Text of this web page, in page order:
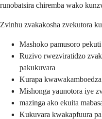
runobatsira chiremba wako
Zvinhu zvakakosha zvekutora
Mashoko pamusoro
Ruzivo rwezviratidzo
pakukuvara
Kurapa
Mishonga yaunotora iye
mazinga ako ekuita
Kukuvara kwakapfuura